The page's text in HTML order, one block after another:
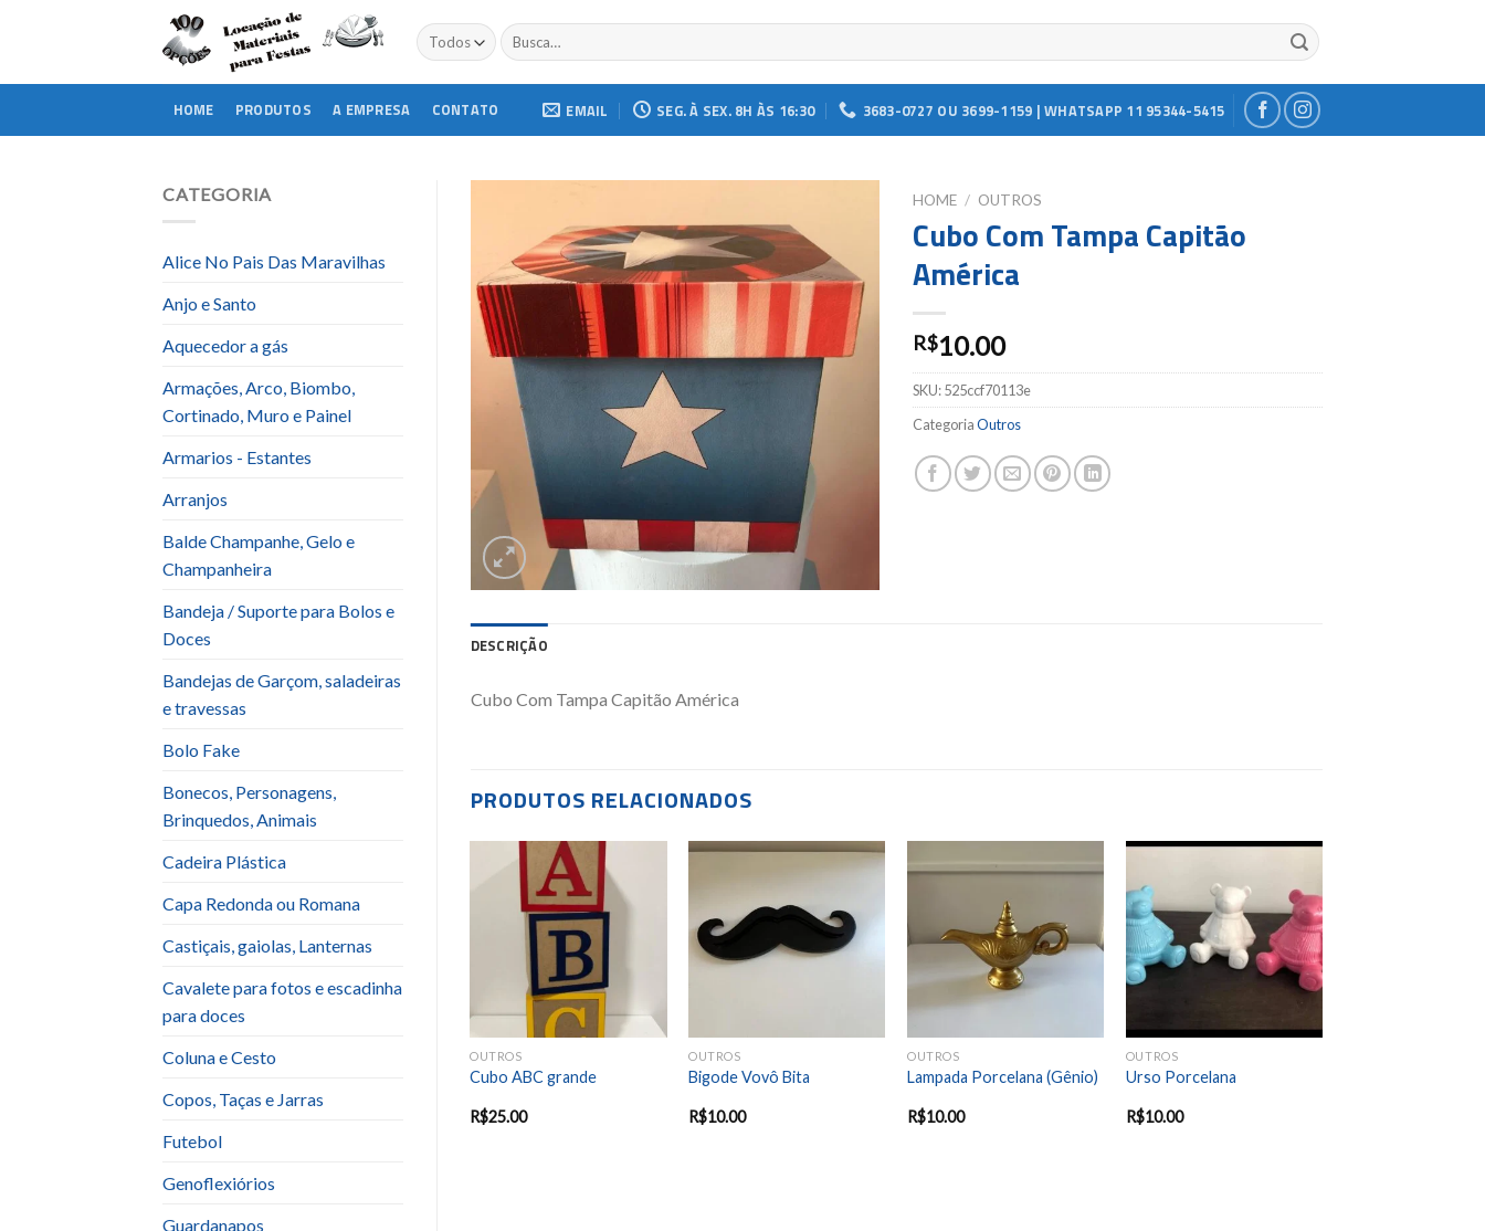
Buscar
por:
HOME PRODUTOS A EMPRESA CONTATO EMAIL SEG. À SEX. 8H ÀS 16:30 3683-0727 OU 3699-1159 | WHATSAPP 11 95344-5415
CATEGORIA
Alice No Pais Das Maravilhas
Anjo e Santo
Aquecedor a gás
Armações, Arco, Biombo,
Cortinado, Muro e Painel
Armarios - Estantes
Arranjos
Balde Champanhe, Gelo e
Champanheira
Bandeja / Suporte para Bolos e
Doces
Bandejas de Garçom, saladeiras
e travessas
Bolo Fake
Bonecos, Personagens,
Brinquedos, Animais
Cadeira Plástica
Capa Redonda ou Romana
Castiçais, gaiolas, Lanternas
Cavalete para fotos e escadinha
para doces
Coluna e Cesto
Copos, Taças e Jarras
Futebol
Genoflexiórios
Guardanapos
Add to
wishlist
HOME / OUTROS
Cubo Com Tampa Capitão
América
R$10.00
SKU:525ccf70113e
CategoriaOutros
DESCRIÇÃO
Cubo Com Tampa Capitão América
PRODUTOS RELACIONADOS
Add to
wishlist
OUTROS
Cubo ABC grande
R$25.00
wishlist
OUTROS
Bigode Vovô Bita
R$10.00
OUTROS
Lampada Porcelana (Gênio)
R$10.00
Add to
wishlist
OUTROS
Urso Porcelana
R$10.00
Add to
wishlist
-40%
OUTROS